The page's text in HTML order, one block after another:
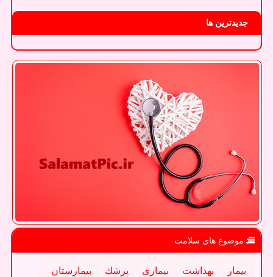
جدیدترین ها
موضوع های سلامت
بیمار بهداشت بیماری پزشك
بیمارستان